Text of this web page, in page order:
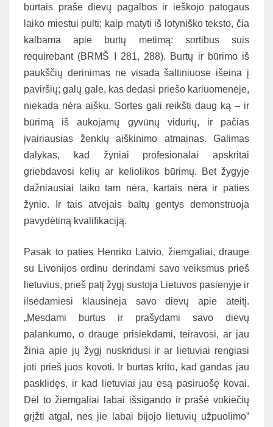
burtais prašė dievų pagalbos ir ieškojo patogaus
laiko miestui pulti; kaip matyti iš lotyniško teksto, čia
kalbama apie burtų metimą: sortibus suis
requirebant (BRMŠ I 281, 288). Burtų ir būrimo iš
paukščių derinimas ne visada šaltiniuose išeina į
paviršių; galų gale, kas dedasi priešo kariuomenėje,
niekada nėra aišku. Sortes gali reikšti daug ką – ir
būrimą iš aukojamų gyvūnų vidurių, ir pačias
įvairiausias ženklų aiškinimo atmainas. Galimas
dalykas, kad žyniai profesionalai apskritai
griebdavosi kelių ar keliolikos būrimų. Bet žygyje
dažniausiai laiko tam nėra, kartais nėra ir paties
žynio. Ir tais atvejais baltų gentys demonstruoja
pavydėtiną kvalifikaciją.
Pasak to paties Henriko Latvio, žiemgaliai, drauge
su Livonijos ordinu derindami savo veiksmus prieš
lietuvius, prieš patį žygį sustoja Lietuvos pasienyje ir
ilsėdamiesi klausinėja savo dievų apie ateitį.
„Mesdami burtus ir prašydami savo dievų
palankumo, o drauge prisiekdami, teiravosi, ar jau
žinia apie jų žygį nuskridusi ir ar lietuviai rengiasi
joti prieš juos kovoti. Ir burtas krito, kad gandas jau
pasklidęs, ir kad lietuviai jau esą pasiruošę kovai.
Dėl to žiemgaliai labai išsigando ir prašė vokiečių
grįžti atgal, nes jie labai bijojo lietuvių užpuolimo”